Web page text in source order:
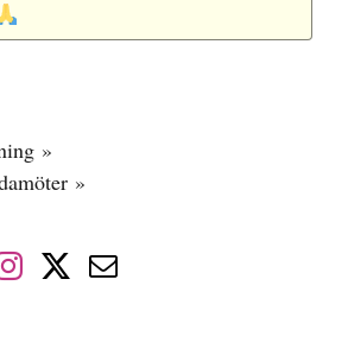
»
»